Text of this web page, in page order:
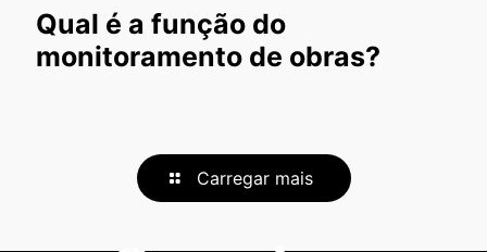
Qual é a função do
monitoramento de obras?
Carregar mais